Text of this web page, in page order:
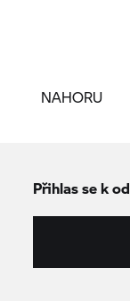
NAHORU
Přihlas se k